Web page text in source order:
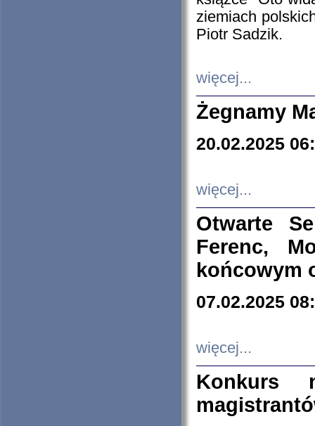
ziemiach
Piotr Sadzik.
więcej...
Żegnamy
20.02.2025
więcej...
Otwarte
Ferenc,
końcowym
07.02.2025
więcej...
Konkurs